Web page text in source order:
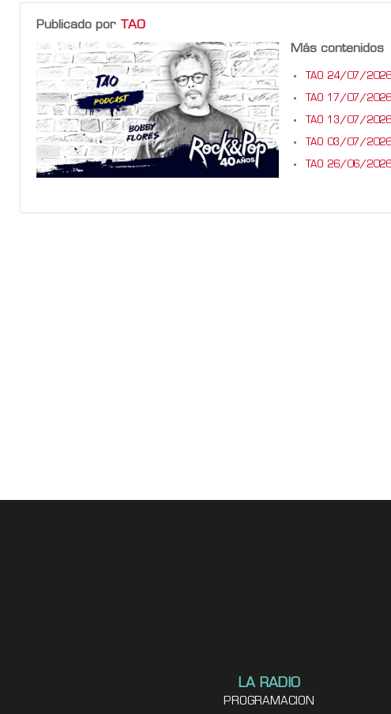
Publicado por
TAO
Más contenidos
TAO 24/07/2026
TAO 17/07/2026
TAO 13/07/2026
TAO 03/07/2026
TAO 26/06/2026
LA RADIO
PROGRAMACION